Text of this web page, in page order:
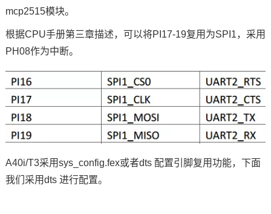
淘宝商城
新闻中心
mcp2515模块。
根据CPU手册第三章描述，可以将PI17-19复用为SPI1，采用
PH08作为中断。
A40i/T3采用sys_config.fex或者dts 配置引脚复用功能，下面
我们采用dts 进行配置。